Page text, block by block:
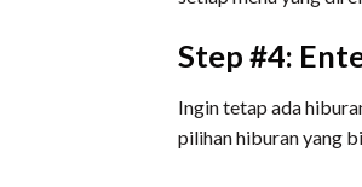
Step #4:
Ingin tetap ada
pilihan hiburan yang